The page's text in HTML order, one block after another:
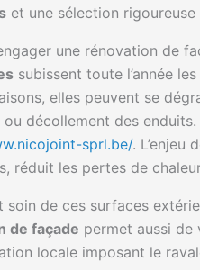
et une sélection
une rénovation de
subissent toute l’année
elles peuvent se
ou décollement des
sprl.be/. L’enjeu
réduit les pertes de
soin de ces surfaces
de façade permet aussi de
locale imposant le